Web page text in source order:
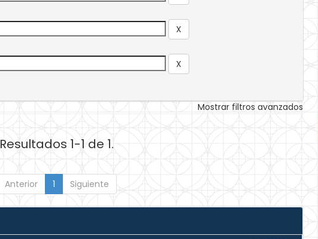
Mostrar filtros avanzados
Resultados 1-1 de 1.
Anterior 1 Siguiente